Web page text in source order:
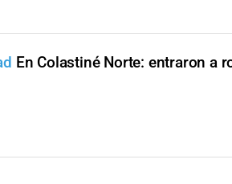
En Colastiné Norte: entraron a